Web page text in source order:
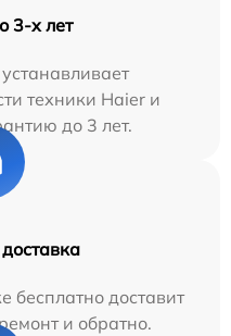
3-х лет
техники Haier и
до 3 лет.
бесплатно доставит
и обратно.